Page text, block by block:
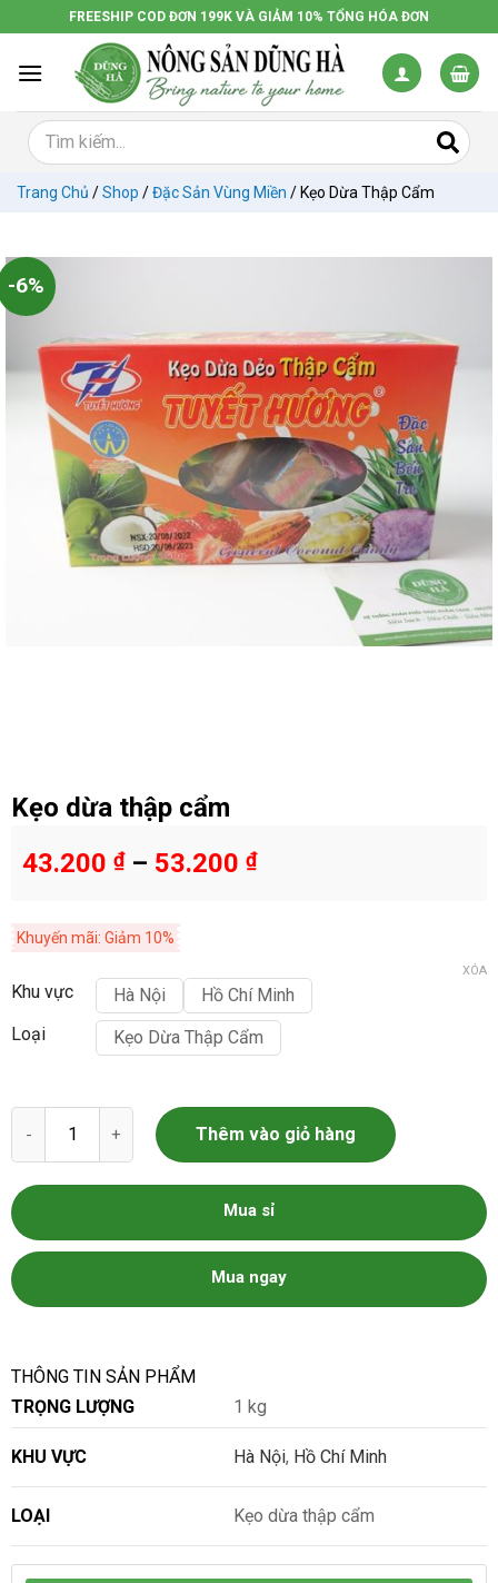
đến
dung
FREESHIP COD ĐƠN 199K VÀ GIẢM 10% TỔNG HÓA ĐƠN
Trang Chủ /Shop /Đặc Sản Vùng Miền / Kẹo Dừa Thập Cẩm
-6%
Kẹo dừa thập cẩm
43.200 ₫– 53.200 ₫
Khuyến mãi: Giảm 10%
Khu vực Hà Nội
Hồ Chí Minh
Loại
Kẹo Dừa Thập Cẩm
XÓA
Kẹo dừa thập cẩm số lượng
Thêm vào giỏ hàng
Mua sỉ
Mua ngay
THÔNG TIN SẢN PHẨM
TRỌNG LƯỢNG
1 kg
KHU VỰC Hà Nội, Hồ Chí Minh
LOẠI Kẹo dừa thập cẩm